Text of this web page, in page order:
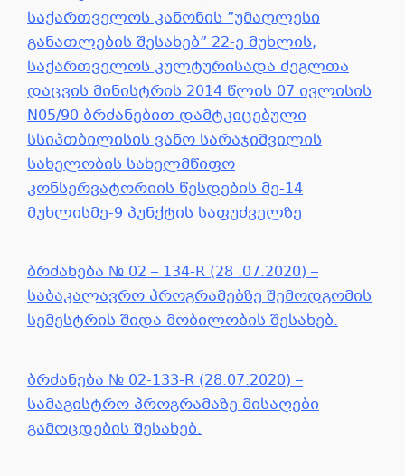
საქართველოს კანონის ”უმაღლესი
განათლების შესახებ” 22-ე მუხლის,
საქართველოს კულტურისადა ძეგლთა
დაცვის მინისტრის 2014 წლის 07 ივლისის
N05/90 ბრძანებით დამტკიცებული
სსიპთბილისის ვანო სარაჯიშვილის
სახელობის სახელმწიფო
კონსერვატორიის წესდების მე-14
მუხლისმე-9 პუნქტის საფუძველზე
ბრძანება № 02 – 134-R (28 .07.2020) –
საბაკალავრო პროგრამებზე შემოდგომის
სემესტრის შიდა მობილობის შესახებ.
ბრძანება № 02-133-R (28.07.2020) –
სამაგისტრო პროგრამაზე მისაღები
გამოცდების შესახებ.